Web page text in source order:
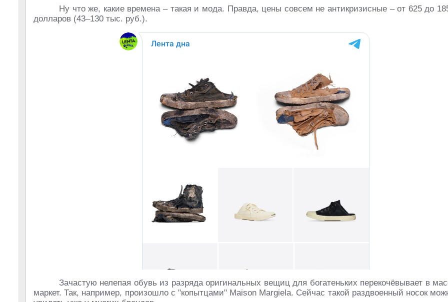
Ну что же, какие времена – такая и мода. Правда, цены совсем не антикризисные – от 625 до
долларов (43–130 тыс. руб.).
Зачастую нелепая обувь из разряда оригинальных вещиц для богатеньких перекочёвывает в
маркет. Так, например, произошло с "копытцами" Maison Margiela. Сейчас такой раздвоенный носок